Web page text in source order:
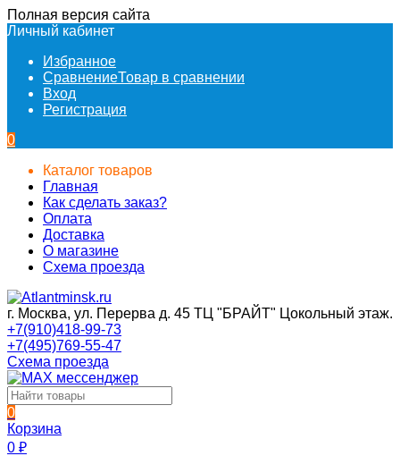
Полная версия сайта
Личный кабинет
Избранное
СравнениеТовар в сравнении
Вход
Регистрация
0
Каталог товаров
Главная
Как сделать заказ?
Оплата
Доставка
О магазине
Схема проезда
г. Москва, ул. Перерва д. 45 ТЦ "БРАЙТ" Цокольный этаж.
+7(910)418-99-73
+7(495)769-55-47
Схема проезда
0
Корзина
0 ₽